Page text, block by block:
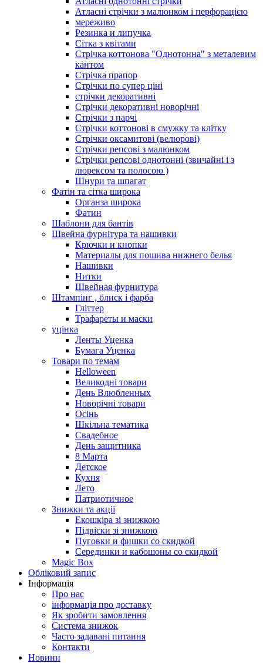
Атласні стрічки з малюнком і перфорацією
мереживо
Резинка и липучка
Сітка з квітами
Стрічка коттонова "Однотонна" з металевим
кантом
Стрічка прапор
Стрічки по супер ціні
стрічки декоративні
Стрічки декоративні новорічні
Стрічки з парчі
Стрічки коттонові в смужку та клітку
Стрічки оксамитові (велюрові)
Стрічки репсові з малюнком
Стрічки репсові однотонні (звичайні і з
люрексом та полосою )
Шнури та шпагат
Фатін та сітка широка
Органза широка
Фатин
Шаблони для бантів
Швейна фурнітура та нашивки
Крючки и кнопки
Материалы для пошива нижнего белья
Нашивки
Нитки
Швейная фурнитура
Штампінг , блиск і фарба
Гліттер
Трафареты и маски
уцінка
Ленты Уценка
Бумага Уценка
Товари по темам
Helloween
Великодні товари
День Влюбленных
Новорічні товари
Осінь
Шкільна тематика
Свадебное
День защитника
8 Марта
Детское
Кухня
Лето
Патриотичное
Знижки та акції
Екошкіра зі знижкою
Підвіски зі знижкою
Пуговки и фишки со скидкой
Серединки и кабошоны со скидкой
Magic Box
Обліковий запис
Інформація
Про нас
інформація про доставку
Як зробити замовлення
Система знижок
Часто задавані питання
Контакти
Новини